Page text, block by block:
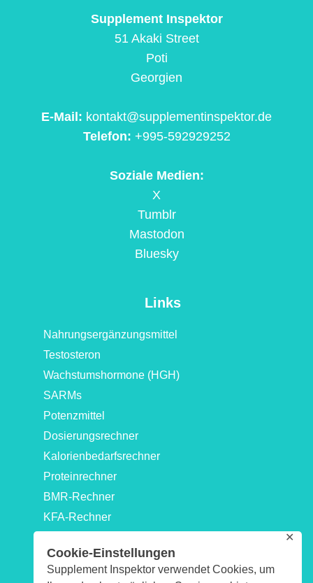
Cookie-Einstellungen
Supplement Inspektor verwendet Cookies, um
✕
Supplement Inspektor
51 Akaki Street
Poti
Georgien
E-Mail: kontakt@supplementinspektor.de
Telefon: +995-592929252
Soziale Medien:
X
Tumblr
Mastodon
Bluesky
Links
Nahrungsergänzungsmittel
Testosteron
Wachstumshormone (HGH)
SARMs
Potenzmittel
Dosierungsrechner
Kalorienbedarfsrechner
Proteinrechner
BMR-Rechner
KFA-Rechner
Kraftwerte-Rechner: 1RM & Maximalkraftrechner
Biologisches-Alter-Rechner